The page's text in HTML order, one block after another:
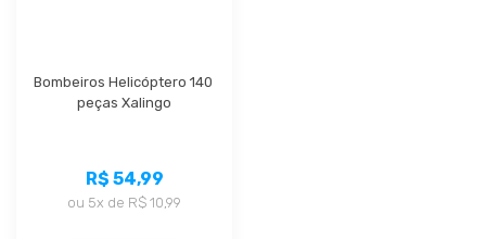
Bombeiros Helicóptero 140
peças Xalingo
R$ 54,99
ou 5x de R$ 10,99